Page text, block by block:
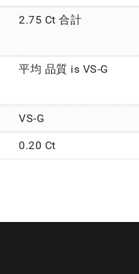
2.75 Ct 合計
平均 品質 is VS-G
VS-G
0.20 Ct